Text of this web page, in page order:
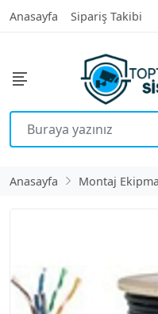
Anasayfa Sipariş Takibi
Anasayfa Montaj